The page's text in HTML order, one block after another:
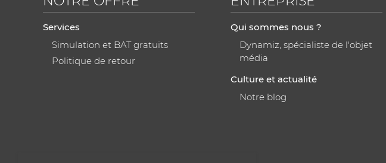
Services
Simulation et BAT gratuits
Politique de retour
Qui sommes nous ?
Dynamiz, spécialiste de l'objet
média
Culture et actualité
Notre blog